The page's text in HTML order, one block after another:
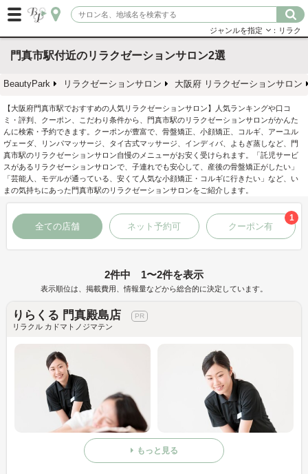
ジャンルを指定 ：リラク
門真市駅付近のリラクゼーションサロン2選
BeautyPark リラクゼーションサロン 大阪府 リラクゼーションサロン
【大阪府門真市駅でおすすめの人気リラクゼーションサロン】人気ランキングや口コ
ミ・評判、クーポン、こだわり条件から、門真市駅のリラクゼーションサロンがかんた
んに検索・予約できます。クーポンが豊富で、骨盤矯正、小顔矯正、コルギ、アーユル
ヴェーダ、リンパマッサージ、タイ古式マッサージ、インディバ、よもぎ蒸しなど、門
真市駅のリラクゼーションサロン自慢のメニューがお安く受けられます。「託児サービ
スがあるリラクゼーションサロンで、子連れでも安心して、産後の骨盤矯正がしたい」
「芸能人、モデルが通っている、安くて人気な小顔矯正・コルギに行きたい」など、い
まの気持ちにあった門真市駅のリラクゼーションサロンをご紹介します。
全ての店舗 ネット予約可 クーポン有
1
2件中 1〜2件を表示
表示順位は、掲載費用、情報量などから総合的に決定しています。
りらくる 門真殿島店
リラクル カドマトノジマテン
もっと見る